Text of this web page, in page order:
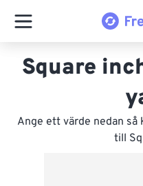
Square
Ange ett värde nedan
till